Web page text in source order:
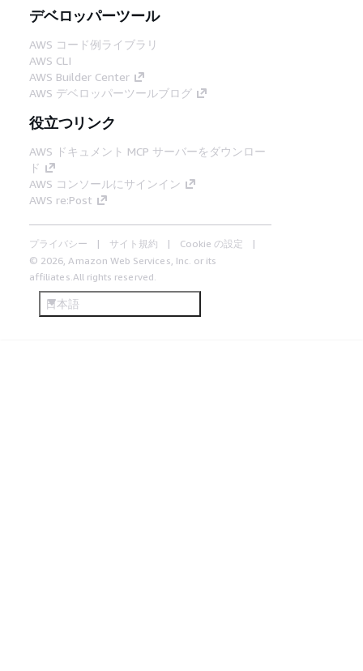
デベロッパーツール
AWS コード例ライブラリ
AWS CLI
AWS Builder Center
AWS デベロッパーツールブログ
役立つリンク
AWS ドキュメント MCP サーバーをダウンロー
ド
AWS コンソールにサインイン
AWS re:Post
プライバシー サイト規約
Cookie の設定
© 2026, Amazon Web Services, Inc. or its
affiliates.All rights reserved.
日本語